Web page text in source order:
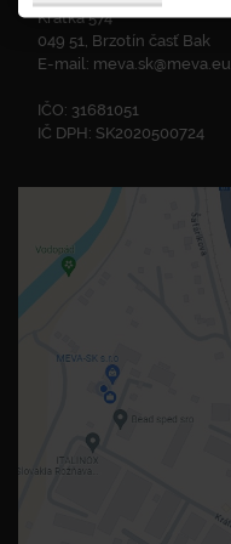
Krátka 574
049 51, Brzotín časť Bak
E-mail: meva.sk@meva.eu
IČO: 31681051
IČ DPH: SK2020500724